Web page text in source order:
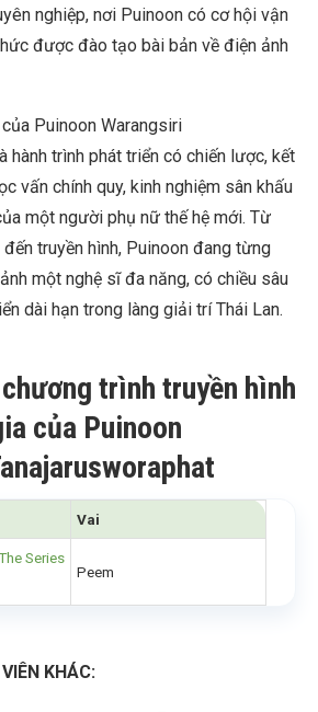
nghiệp, nơi Puinoon có cơ hội vận
được đào tạo bài bản về điện ảnh
Puinoon Warangsiri
hành trình phát triển có chiến lược, kết
vấn chính quy, kinh nghiệm sân khấu
một người phụ nữ thế hệ mới. Từ
truyền hình, Puinoon đang từng
một nghệ sĩ đa năng, có chiều sâu
dài hạn trong làng giải trí Thái Lan.
trình truyền hình
của Puinoon
Vai
Series
Peem
KHÁC: